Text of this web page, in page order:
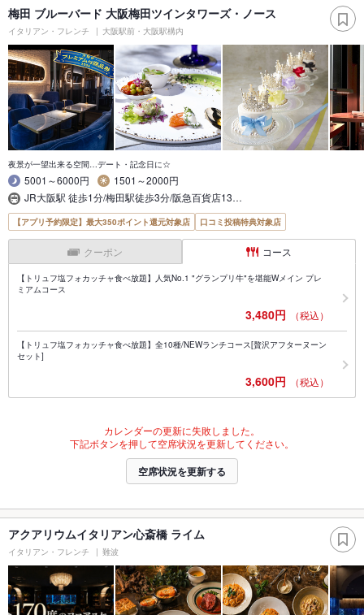
梅田 ブルーバード 大阪梅田ツインタワーズ・ノース
イタリアン・フレンチ 大阪駅前・大阪駅構内
夜景が一望出来る空間…デート・記念日に☆
5001～6000円
1501～2000円
JR大阪駅 徒歩1分/梅田駅徒歩3分/阪急百貨店13…
【アプリ予約限定】最大350ポイント還元対象店 口コミ投稿特典対象店
クーポン コース
【トリュフ塩フォカッチャ食べ放題】人気No.1 "グランプリ牛"を堪能Wメイン プレ
ミアムコース
3,480円 （税込）
【トリュフ塩フォカッチャ食べ放題】全10種/NEWランチコース[贅沢アフターヌーン
セット]
3,600円 （税込）
カレンダーの更新に失敗しました。
下記ボタンを押して空席状況を更新してください。
空席状況を更新する
アクアリウムイタリアン心斎橋 ライム
イタリアン・フレンチ 難波